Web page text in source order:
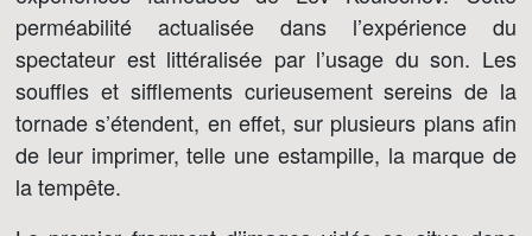
perméabilité actualisée dans l’expérience du
spectateur est littéralisée par l’usage du son. Les
souffles et sifflements curieusement sereins de la
tornade s’étendent, en effet, sur plusieurs plans afin
de leur imprimer, telle une estampille, la marque de
la tempête.